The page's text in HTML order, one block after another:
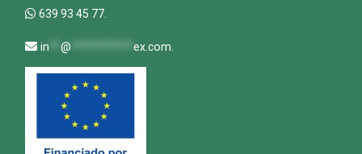
639 93 45 77.
in **@ ***********ex.com